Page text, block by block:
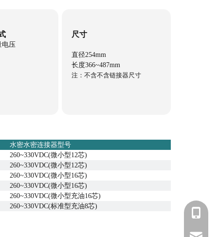
压
尺寸
直径254mm
长度366~487mm
注：不含不含链接器尺寸
水密水密连接器型号
260~330VDC(微小型12芯)
260~330VDC(微小型12芯)
260~330VDC(微小型16芯)
260~330VDC(微小型16芯)
260~330VDC(微小型充油16芯)
260~330VDC(标准型充油8芯)